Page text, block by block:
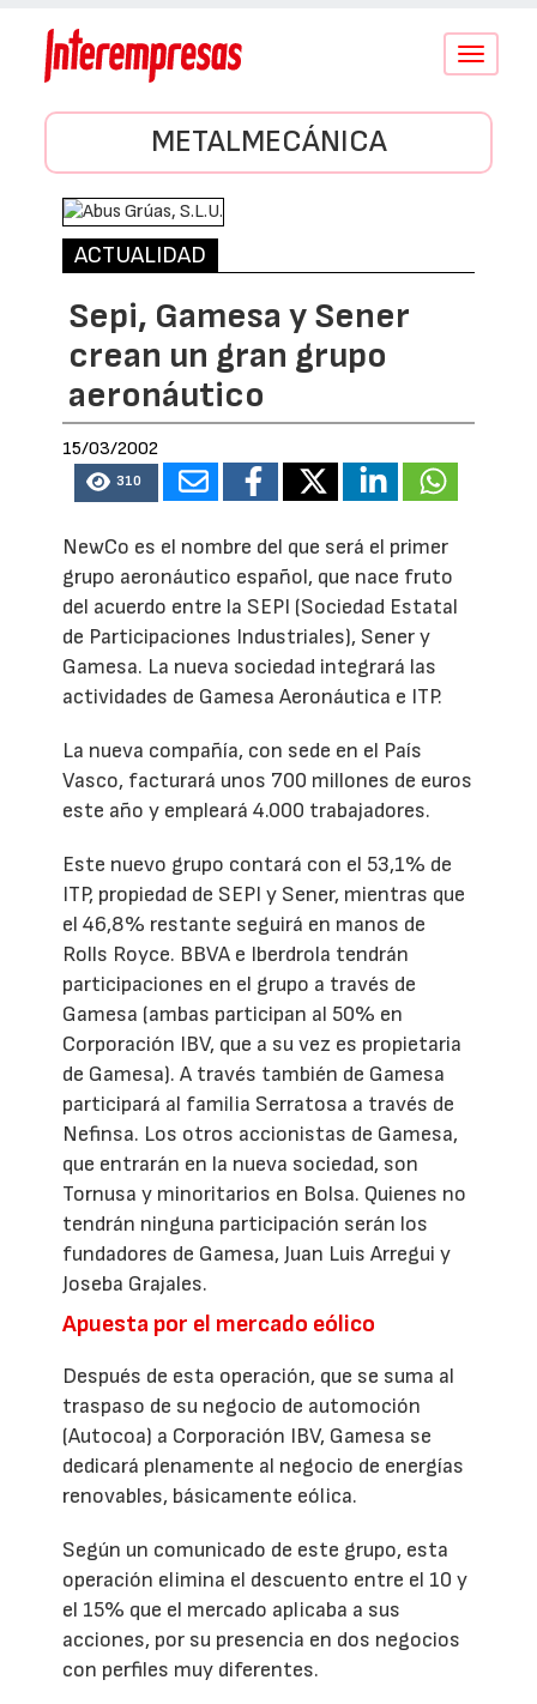
Conmutar
METALMECÁNICA
ACTUALIDAD
Sepi, Gamesa y Sener
crean un gran grupo
aeronáutico
15/03/2002
310
NewCo es el nombre del que será el primer
grupo aeronáutico español, que nace fruto
del acuerdo entre la SEPI (Sociedad Estatal
de Participaciones Industriales), Sener y
Gamesa. La nueva sociedad integrará las
actividades de Gamesa Aeronáutica e ITP.
La nueva compañía, con sede en el País
Vasco, facturará unos 700 millones de euros
este año y empleará 4.000 trabajadores.
Este nuevo grupo contará con el 53,1% de
ITP, propiedad de SEPI y Sener, mientras que
el 46,8% restante seguirá en manos de
Rolls Royce. BBVA e Iberdrola tendrán
participaciones en el grupo a través de
Gamesa (ambas participan al 50% en
Corporación IBV, que a su vez es propietaria
de Gamesa). A través también de Gamesa
participará al familia Serratosa a través de
Nefinsa. Los otros accionistas de Gamesa,
que entrarán en la nueva sociedad, son
Tornusa y minoritarios en Bolsa. Quienes no
tendrán ninguna participación serán los
fundadores de Gamesa, Juan Luis Arregui y
Joseba Grajales.
Apuesta por el mercado eólico
Después de esta operación, que se suma al
traspaso de su negocio de automoción
(Autocoa) a Corporación IBV, Gamesa se
dedicará plenamente al negocio de energías
renovables, básicamente eólica.
Según un comunicado de este grupo, esta
operación elimina el descuento entre el 10 y
el 15% que el mercado aplicaba a sus
acciones, por su presencia en dos negocios
con perfiles muy diferentes.